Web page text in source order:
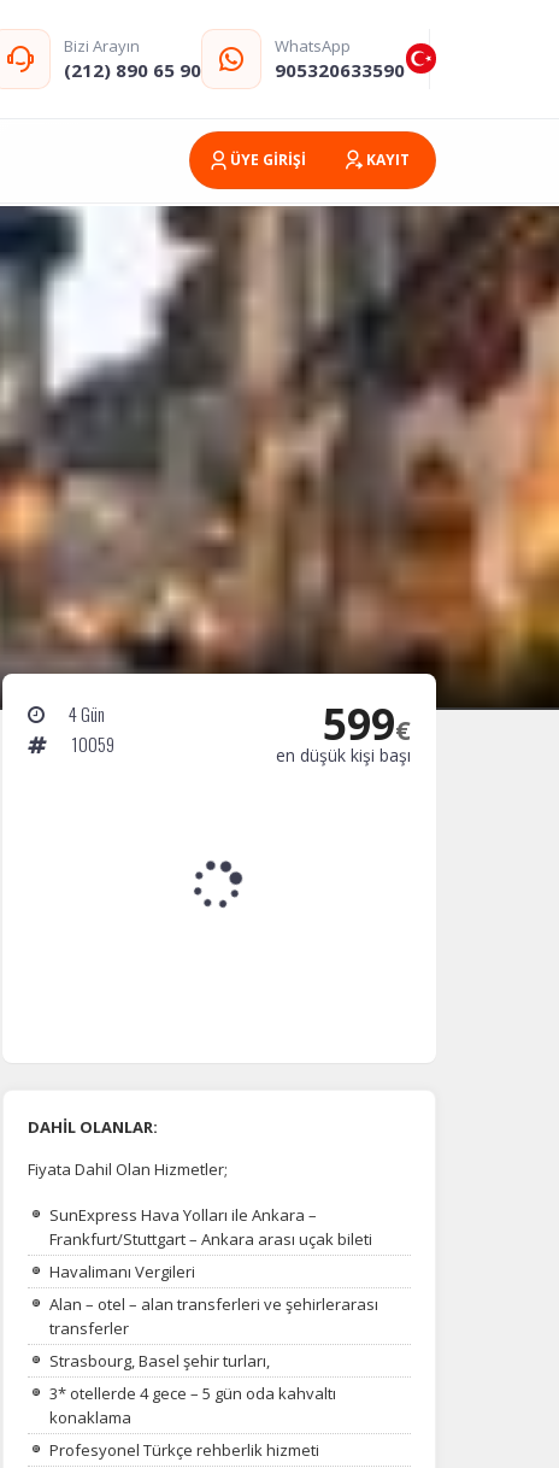
Bizi Arayın
(212) 890 65 90
WhatsApp
905320633590
ÜYE GİRİŞİ KAYIT
4 Gün
10059
599€
en düşük kişi başı
DAHİL OLANLAR:
Fiyata Dahil Olan Hizmetler;
SunExpress Hava Yolları ile Ankara –
Frankfurt/Stuttgart – Ankara arası uçak bileti
Havalimanı Vergileri
Alan – otel – alan transferleri ve şehirlerarası
transferler
Strasbourg, Basel şehir turları,
3* otellerde 4 gece – 5 gün oda kahvaltı
konaklama
Profesyonel Türkçe rehberlik hizmeti